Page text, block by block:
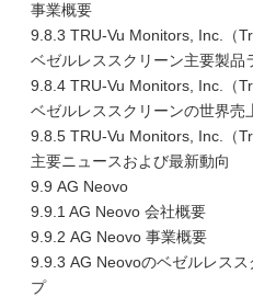
事業概要
9.8.3 TRU-Vu Monitors, Inc.（
ベゼルレススクリーン主要製品
9.8.4 TRU-Vu Monitors, Inc.（
ベゼルレススクリーンの世界売
9.8.5 TRU-Vu Monitors, Inc.（
主要ニュースおよび最新動向
9.9 AG Neovo
9.9.1 AG Neovo 会社概要
9.9.2 AG Neovo 事業概要
9.9.3 AG Neovoのベゼルレス
プ